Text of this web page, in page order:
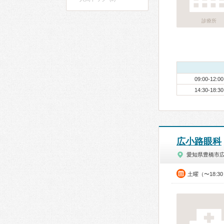
診療所
09:00-12:00
14:30-18:30
広小路眼科
愛知県豊橋市
土曜（〜